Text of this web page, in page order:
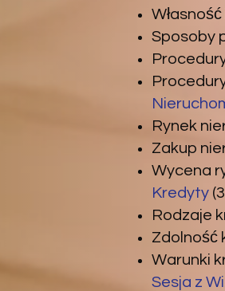
Sposoby
Rynek
Zakup
Wycena
Kredyty
Rodzaje
Zdolność
Warunki
Sesja z